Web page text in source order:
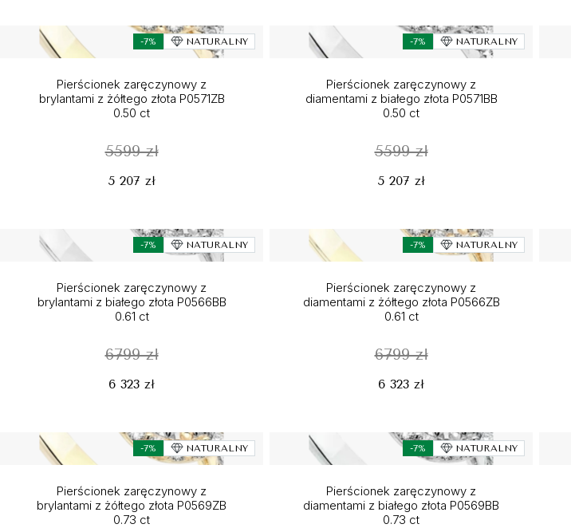
-7% NATURALNY
Pierścionek zaręczynowy z
brylantami z żółtego złota P0571ZB
0.50 ct
5599 zł
5 207 zł
-7% NATURALNY
Pierścionek zaręczynowy z
diamentami z białego złota P0571BB
0.50 ct
5599 zł
5 207 zł
-7% NATURALNY
Pierścionek zaręczynowy z
brylantami z białego złota P0566BB
0.61 ct
6799 zł
6 323 zł
-7% NATURALNY
Pierścionek zaręczynowy z
diamentami z żółtego złota P0566ZB
0.61 ct
6799 zł
6 323 zł
-7% NATURALNY
Pierścionek zaręczynowy z
brylantami z żółtego złota P0569ZB
0.73 ct
-7% NATURALNY
Pierścionek zaręczynowy z
diamentami z białego złota P0569BB
0.73 ct